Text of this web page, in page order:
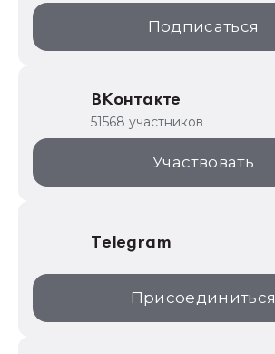
1С:Образование
ИТС.1C.ru
1С:Торговая площадка
Подписаться
ВКонтакте
51568 участников
Участвовать
Telegram
Присоединиться